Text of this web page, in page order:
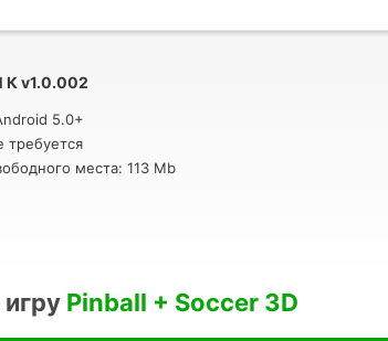
К v1.0.002
5.0+
требуется
места: 113 Mb
Pinball + Soccer 3D